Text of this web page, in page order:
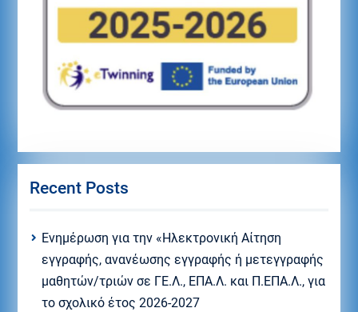
Recent Posts
Eνημέρωση για την «Ηλεκτρονική Αίτηση
εγγραφής, ανανέωσης εγγραφής ή μετεγγραφής
μαθητών/τριών σε ΓΕ.Λ., ΕΠΑ.Λ. και Π.ΕΠΑ.Λ., για
το σχολικό έτος 2026-2027